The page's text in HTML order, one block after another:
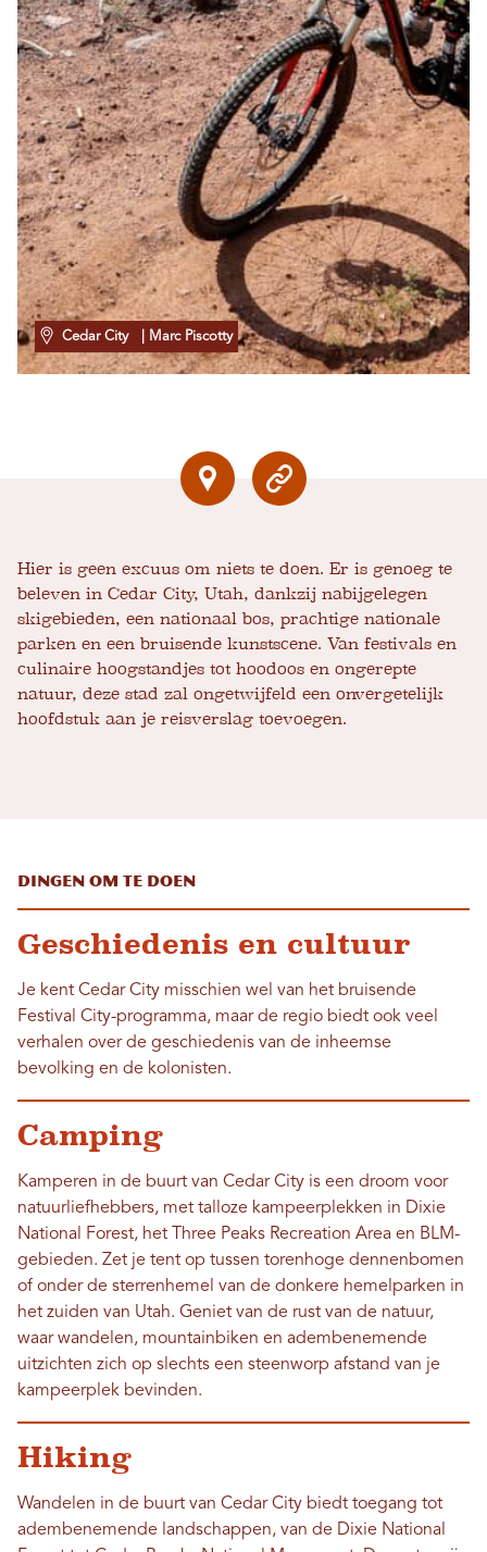
Cedar City | Marc Piscotty
Hier is geen excuus om niets te doen. Er is genoeg te
beleven in Cedar City, Utah, dankzij nabijgelegen
skigebieden, een nationaal bos, prachtige nationale
parken en een bruisende kunstscene. Van festivals en
culinaire hoogstandjes tot hoodoos en ongerepte
natuur, deze stad zal ongetwijfeld een onvergetelijk
hoofdstuk aan je reisverslag toevoegen.
Dingen om te doen
Geschiedenis en cultuur
Je kent Cedar City misschien wel van het bruisende
Festival City-programma, maar de regio biedt ook veel
verhalen over de geschiedenis van de inheemse
bevolking en de kolonisten.
Camping
Kamperen in de buurt van Cedar City is een droom voor
natuurliefhebbers, met talloze kampeerplekken in Dixie
National Forest, het Three Peaks Recreation Area en BLM-
gebieden. Zet je tent op tussen torenhoge dennenbomen
of onder de sterrenhemel van de donkere hemelparken in
het zuiden van Utah. Geniet van de rust van de natuur,
waar wandelen, mountainbiken en adembenemende
uitzichten zich op slechts een steenworp afstand van je
kampeerplek bevinden.
Hiking
Wandelen in de buurt van Cedar City biedt toegang tot
adembenemende landschappen, van de Dixie National